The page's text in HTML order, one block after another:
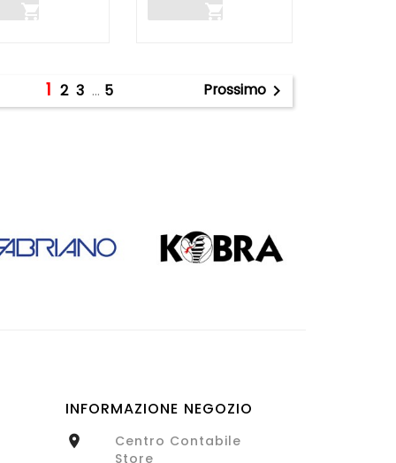
 
123 … 5 Prossimo
INFORMAZIONE NEGOZIO

Centro Contabile
Store